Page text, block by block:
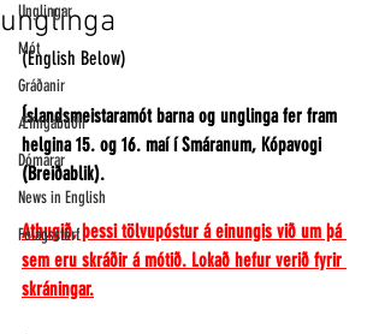
Unglingar
Mót
Gráðanir
Æfingabúðir
Dómarar
News in English
Félagsstörf
unglinga
(English Below)
Íslandsmeistaramót barna og unglinga fer fram
helgina 15. og 16. maí í Smáranum, Kópavogi
(Breiðablik).
Athugið, þessi tölvupóstur á einungis við um þá
sem eru skráðir á mótið. Lokað hefur verið fyrir
skráningar.